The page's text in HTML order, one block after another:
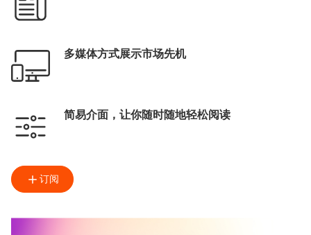
多媒体方式展示市场先机
简易介面，让你随时随地轻松阅读
订阅